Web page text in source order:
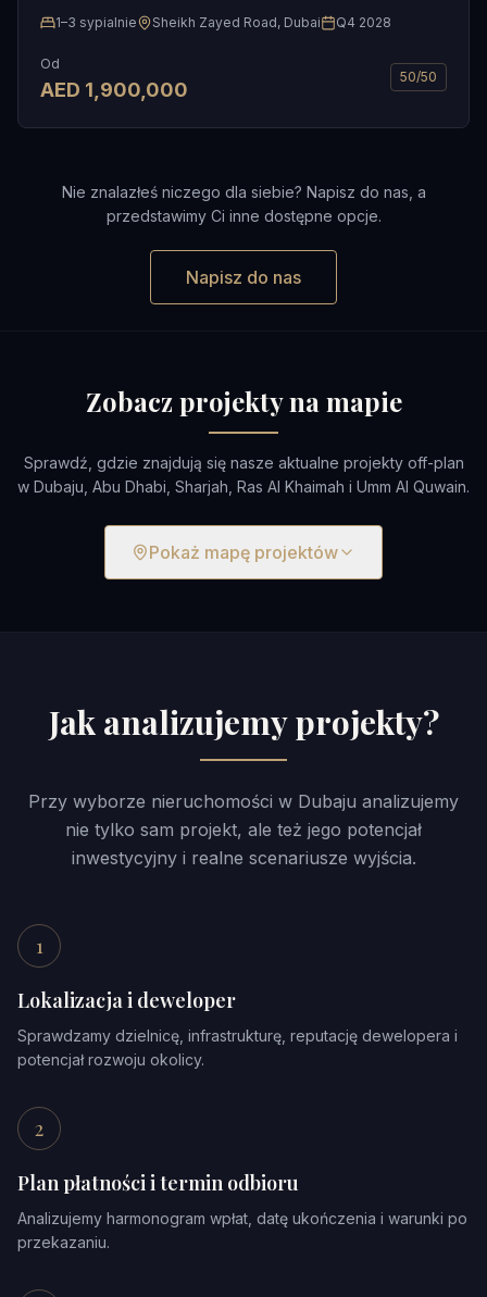
1–3 sypialnie Sheikh Zayed Road, Dubai Q4 2028
Od
AED 1,900,000
50/50
Nie znalazłeś niczego dla siebie? Napisz do nas, a
przedstawimy Ci inne dostępne opcje.
Napisz do nas
Zobacz projekty na mapie
Sprawdź, gdzie znajdują się nasze aktualne projekty off-plan
w Dubaju, Abu Dhabi, Sharjah, Ras Al Khaimah i Umm Al Quwain.
Pokaż mapę projektów
Jak analizujemy projekty?
Przy wyborze nieruchomości w Dubaju analizujemy
nie tylko sam projekt, ale też jego potencjał
inwestycyjny i realne scenariusze wyjścia.
1
Lokalizacja i deweloper
Sprawdzamy dzielnicę, infrastrukturę, reputację dewelopera i
potencjał rozwoju okolicy.
2
Plan płatności i termin odbioru
Analizujemy harmonogram wpłat, datę ukończenia i warunki po
przekazaniu.